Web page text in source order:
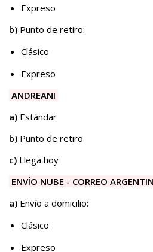
Expreso​​
b) Punto de retiro:
Clásico
Expreso
ANDREANI
a) Estándar
b) Punto de retiro
c) Llega hoy
ENVÍO NUBE - CORREO
a) Envío a domicilio:
Clásico
Expreso​​